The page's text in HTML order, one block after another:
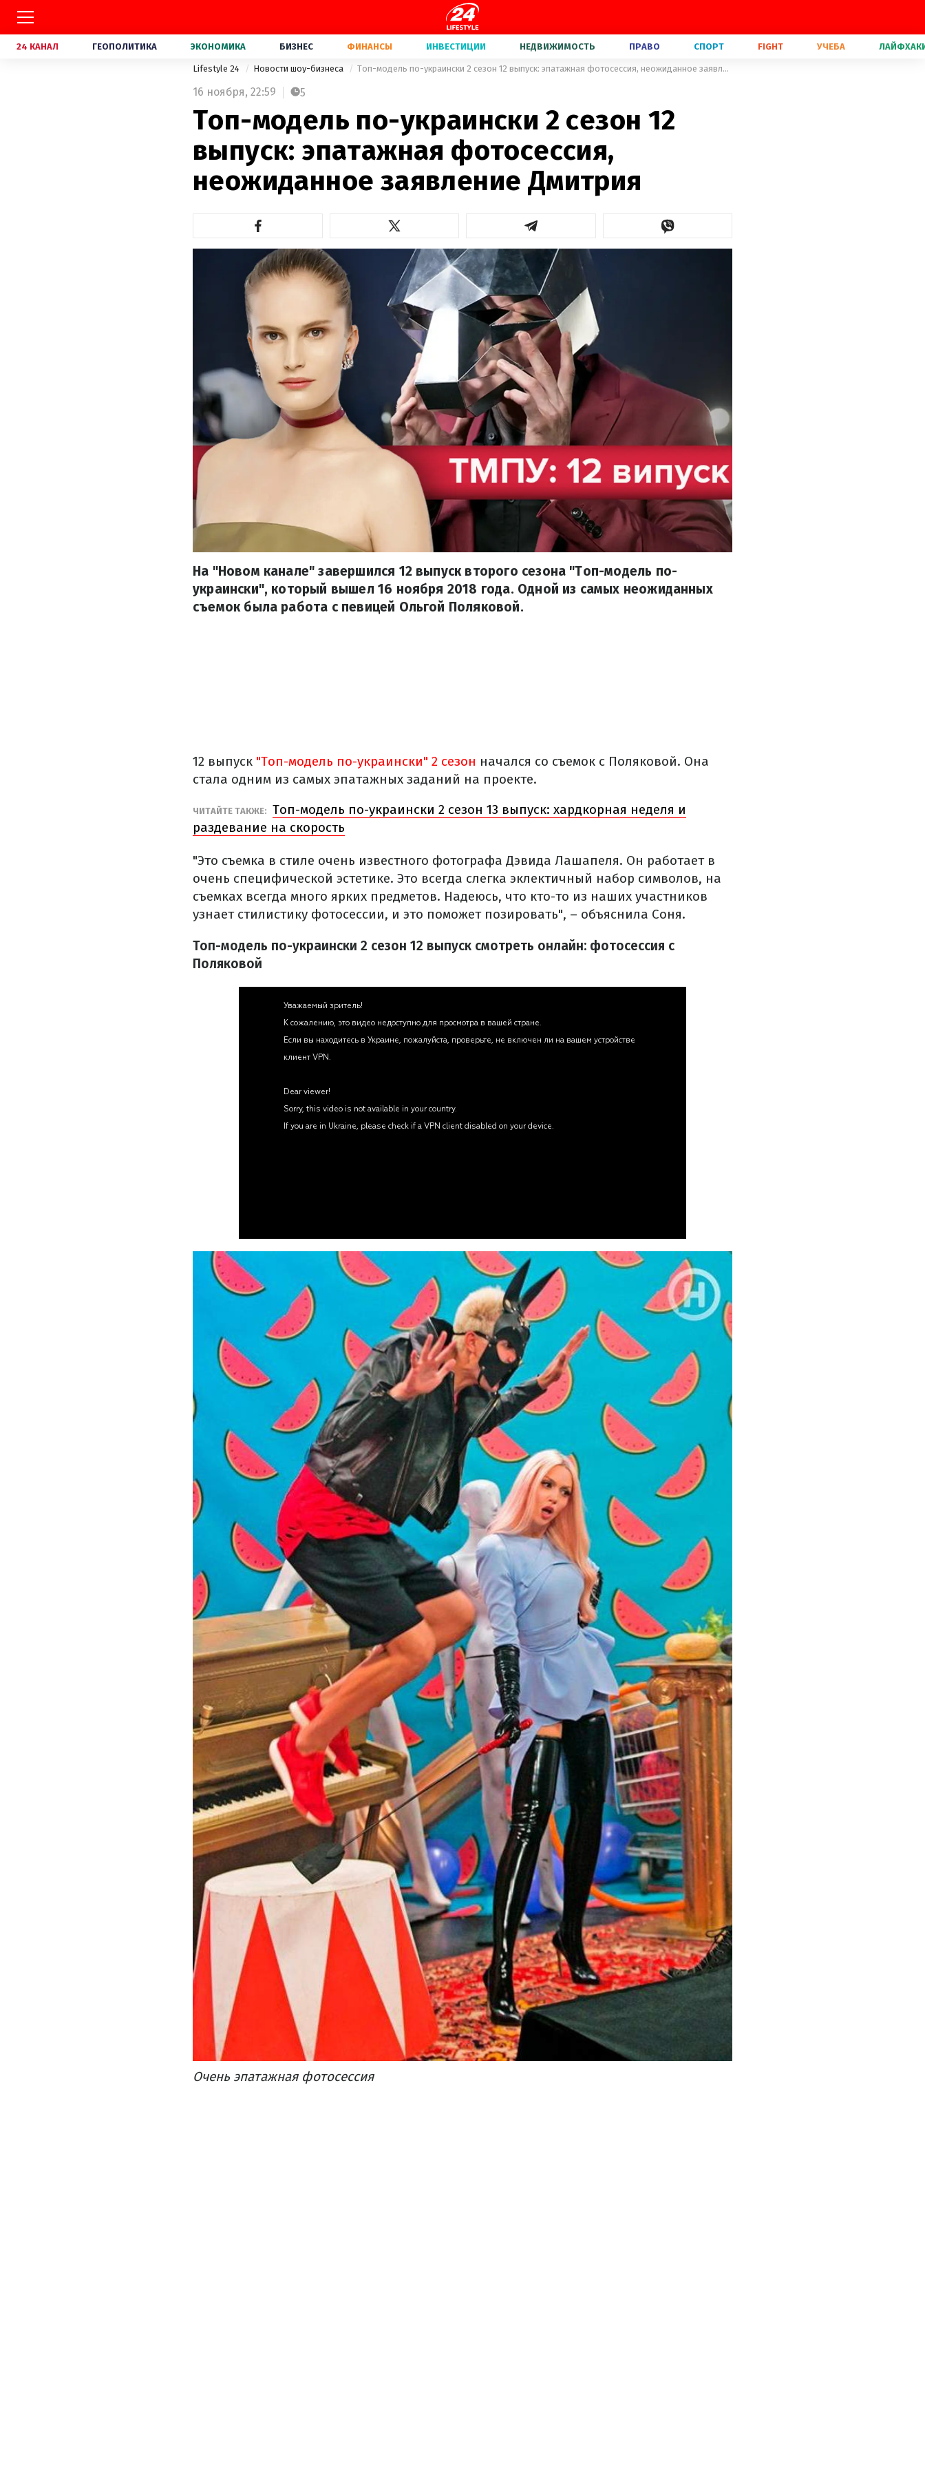
24 КАНАЛ ГЕОПОЛИТИКА ЭКОНОМИКА БИЗНЕС ФИНАНСЫ ИНВЕСТИЦИИ НЕДВИЖИМОСТЬ ПРАВО СПОРТ FIGHT УЧЕБА
Lifestyle 24 Новости шоу-бизнеса Топ-модель по-украински 2 сезон 12 выпуск: эпатажная фотосессия, неожиданное заявление Дмитрия
16 ноября, 22:59 5
Топ-модель по-украински 2 сезон 12
выпуск: эпатажная фотосессия,
неожиданное заявление Дмитрия
На "Новом канале" завершился 12 выпуск второго сезона "Топ-модель по-
украински", который вышел 16 ноября 2018 года. Одной из самых неожиданных
съемок была работа с певицей Ольгой Поляковой.
12 выпуск "Топ-модель по-украински" 2 сезон начался со съемок с Поляковой. Она
стала одним из самых эпатажных заданий на проекте.
ЧИТАЙТЕ ТАКЖЕ: Топ-модель по-украински 2 сезон 13 выпуск: хардкорная неделя и
раздевание на скорость
"Это съемка в стиле очень известного фотографа Дэвида Лашапеля. Он работает в
очень специфической эстетике. Это всегда слегка эклектичный набор символов, на
съемках всегда много ярких предметов. Надеюсь, что кто-то из наших участников
узнает стилистику фотосессии, и это поможет позировать", – объяснила Соня.
Топ-модель по-украински 2 сезон 12 выпуск смотреть онлайн: фотосессия с
Поляковой
Очень эпатажная фотосессия